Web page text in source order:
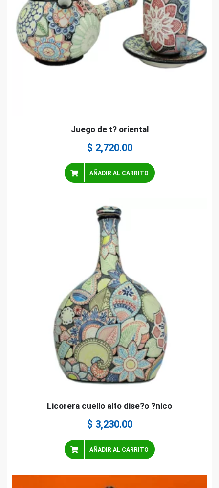
Juego de t? oriental
$ 2,720.00
AÑADIR AL CARRITO
Licorera cuello alto dise?o ?nico
$ 3,230.00
AÑADIR AL CARRITO